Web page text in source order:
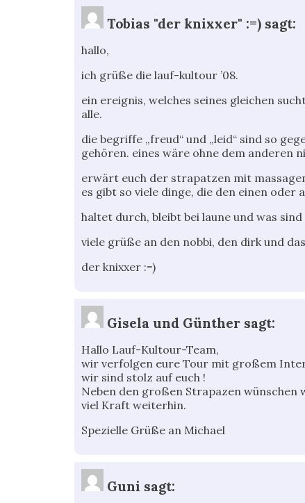
Tobias "der knixxer" :=) sagt:
hallo,
ich grüße die lauf-kultour ’08.
ein ereignis, welches seines gleichen
alle.
die begriffe „freud“ und „leid“ sind so
gehören. eines wäre ohne dem anderen
erwärt euch der strapatzen mit
es gibt so viele dinge, die den einen oder
haltet durch, bleibt bei laune und was
viele grüße an den nobbi, den dirk und
der knixxer :=)
Gisela und Günther sagt:
Hallo Lauf-Kultour-Team,
wir verfolgen eure Tour mit großem
wir sind stolz auf euch !
Neben den großen Strapazen wünschen
viel Kraft weiterhin.
Spezielle Grüße an Michael
Guni sagt: